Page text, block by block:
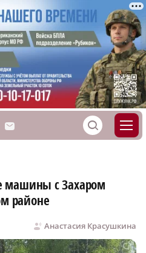
M S
машины с Захаром
районе
Анастасия Красушкина